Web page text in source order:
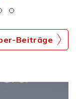
Beiträge